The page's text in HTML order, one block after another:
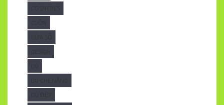
COSMETICS
CUỐN
CỬA SỔ
DÙ ĐẸP